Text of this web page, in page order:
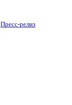
Пресс-релиз